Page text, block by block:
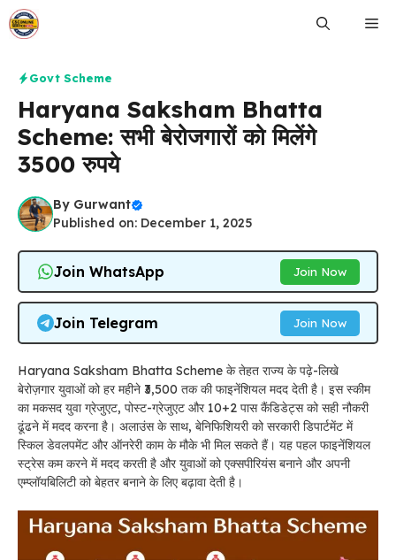
Skip
to
Govt Scheme
Haryana Saksham Bhatta
Scheme: सभी बेरोजगारों को मिलेंगे
3500 रुपये
By Gurwant
Published on: December 1, 2025
Join WhatsApp Join Now
Join Telegram Join Now
Haryana Saksham Bhatta Scheme के तेहत राज्य के पढ़े-लिखे
बेरोज़गार युवाओं को हर महीने ₹3,500 तक की फाइनेंशियल मदद देती है। इस स्कीम
का मकसद युवा ग्रेजुएट, पोस्ट-ग्रेजुएट और 10+2 पास कैंडिडेट्स को सही नौकरी
ढूंढने में मदद करना है। अलाउंस के साथ, बेनिफिशियरी को सरकारी डिपार्टमेंट में
स्किल डेवलपमेंट और ऑनरेरी काम के मौके भी मिल सकते हैं। यह पहल फाइनेंशियल
स्ट्रेस कम करने में मदद करती है और युवाओं को एक्सपीरियंस बनाने और अपनी
एम्प्लॉयबिलिटी को बेहतर बनाने के लिए बढ़ावा देती है।